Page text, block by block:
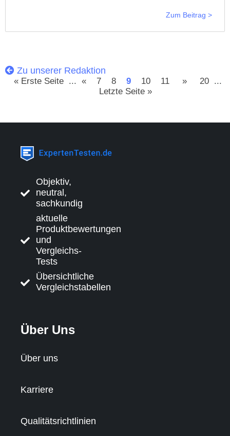
Zum Beitrag >
Zu unserer Redaktion
« Erste Seite ... « 7 8 9 10 11 » 20
...
Letzte Seite »
Objektiv,
neutral,
sachkundig
aktuelle
Produktbewertungen
und
Vergleichs-
Tests
Übersichtliche
Vergleichstabellen
Über Uns
Über uns
Karriere
Qualitätsrichtlinien